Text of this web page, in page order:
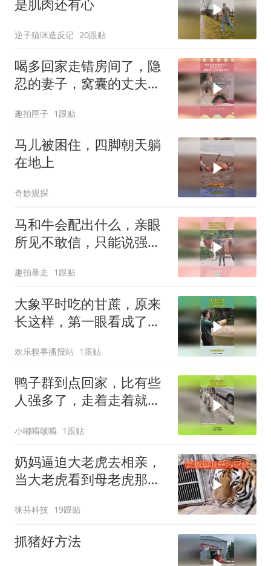
是肌肉还有心
逆子猫咪造反记 20跟贴
喝多回家走错房间了，隐
忍的妻子，窝囊的丈夫和
趣拍匣子 1跟贴
马儿被困住，四脚朝天躺
在地上
奇妙观探
马和牛会配出什么，亲眼
所见不敢信，只能说强扭
趣拍暴走 1跟贴
大象平时吃的甘蔗，原来
长这样，第一眼看成了竹
欢乐糗事播报站 1跟贴
鸭子群到点回家，比有些
人强多了，走着走着就跑
小嘟嘚啵嘚 1跟贴
奶妈逼迫大老虎去相亲，
当大老虎看到母老虎那一
徕芬科技 19跟贴
抓猪好方法